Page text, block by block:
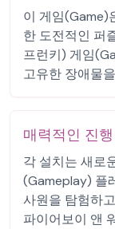
이 게임(Game)
한 도전적인 퍼
프런키) 게임
고유한 장애물
매력적인 진행
각 설치는 새로
(Gameplay) 플
사원을 탐험하
파이어보이 앤